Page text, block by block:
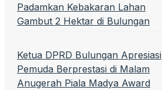
Padamkan Kebakaran Lahan
Gambut 2 Hektar di Bulungan
Ketua DPRD Bulungan Apresiasi
Pemuda Berprestasi di Malam
Anugerah Piala Madya Award